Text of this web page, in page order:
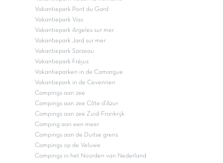
Vakantiepark Pont du Gard
Vakantiepark Vias
Vakantiepark Argeles sur mer
Vakantiepark Jard sur mer
Vakantiepark Sarzeau
Vakantiepark Fréjus
Vakantieparken in de Camargue
Vakantiepark in de Cevennen
Campings aan zee
Campings aan zee Côte d'Azur
Campings aan zee Zuid-Frankrijk
Camping aan een meer
Campings aan de Duitse grens
Campings op de Veluwe
Campings in het Noorden van Nederland